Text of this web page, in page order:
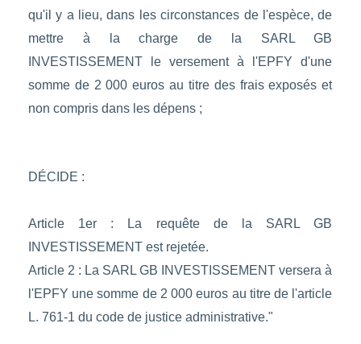
qu'il y a lieu, dans les circonstances de l'espèce, de
mettre à la charge de la SARL GB
INVESTISSEMENT le versement à l'EPFY d'une
somme de 2 000 euros au titre des frais exposés et
non compris dans les dépens ;
DÉCIDE :
Article 1er : La requête de la SARL GB
INVESTISSEMENT est rejetée.
Article 2 : La SARL GB INVESTISSEMENT versera à
l'EPFY une somme de 2 000 euros au titre de l'article
L. 761-1 du code de justice administrative."